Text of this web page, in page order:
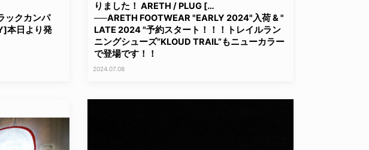
ックカンパ
本日より発
りました！ ARETH / PLUG […
──ARETH FOOTWEAR "EARLY 2024"入荷 & "
LATE 2024 "予約スタート！！！トレイルラン
ニングシューズ”KLOUD TRAIL”もニューカラー
で登場です！！
2024.07.08